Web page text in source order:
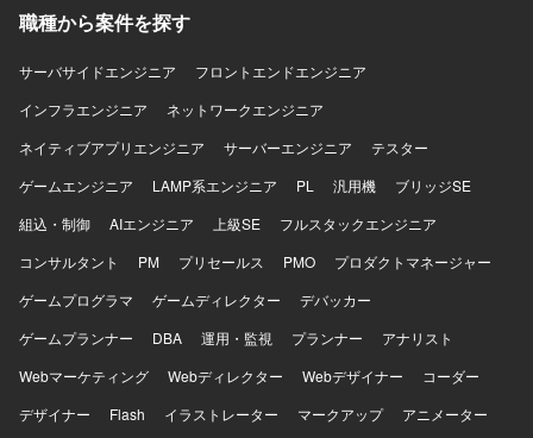
を高速に回す実践的なスキルを磨くことができます。 【開
発環境】 ・Figmaを中心としたUIデザインおよびプロトタ
イピング環境を想定しております。 ・v0、Lovable、
Claude Code、Cursor等のAIツールを併用しながらプロト
タイプの作成と検証を行う環境です。
FigmaやAdobe XDなどのデザインツールを用いたUIデザイ
ン環境を想定しております。フロントエンドとしてReact等
を意識したデザイン知識が活かせるプロジェクトです。
ョンの魅力】 AIを活用したHR領域の新規プロダクトにおい
て、0→1フェーズから体験設計を主導しながら、事業やプ
ロダクトの勝ち筋づくりに深く関わることができます。
【開発環境】 Figmaや各種AIツールを活用しながらプロト
タイプを作成・検証していただきます。
職種から案件を探す
サーバサイドエンジニア
フロントエンドエンジニア
インフラエンジニア
ネットワークエンジニア
ネイティブアプリエンジニア
サーバーエンジニア
テスター
ゲームエンジニア
LAMP系エンジニア PL 汎用機
ブリッジSE
組込・制御
AIエンジニア 上級SE
フルスタックエンジニア
コンサルタント
PM プリセールス PMO
プロダクトマネージャー
ゲームプログラマ
ゲームディレクター
デバッカー
ゲームプランナー
DBA 運用・監視 プランナー
アナリスト
Webマーケティング
Webディレクター Webデザイナー
コーダー
デザイナー
Flash イラストレーター マークアップ
アニメーター